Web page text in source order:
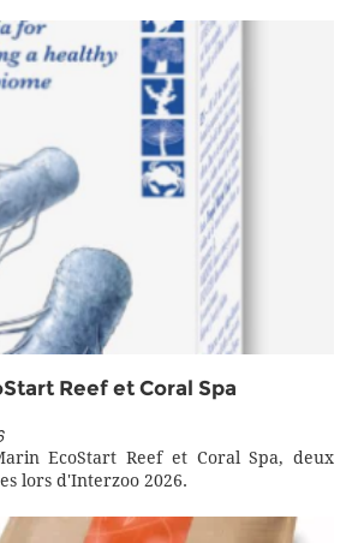
Reef et Coral Spa
EcoStart Reef et Coral Spa, deux
lors d'Interzoo 2026.